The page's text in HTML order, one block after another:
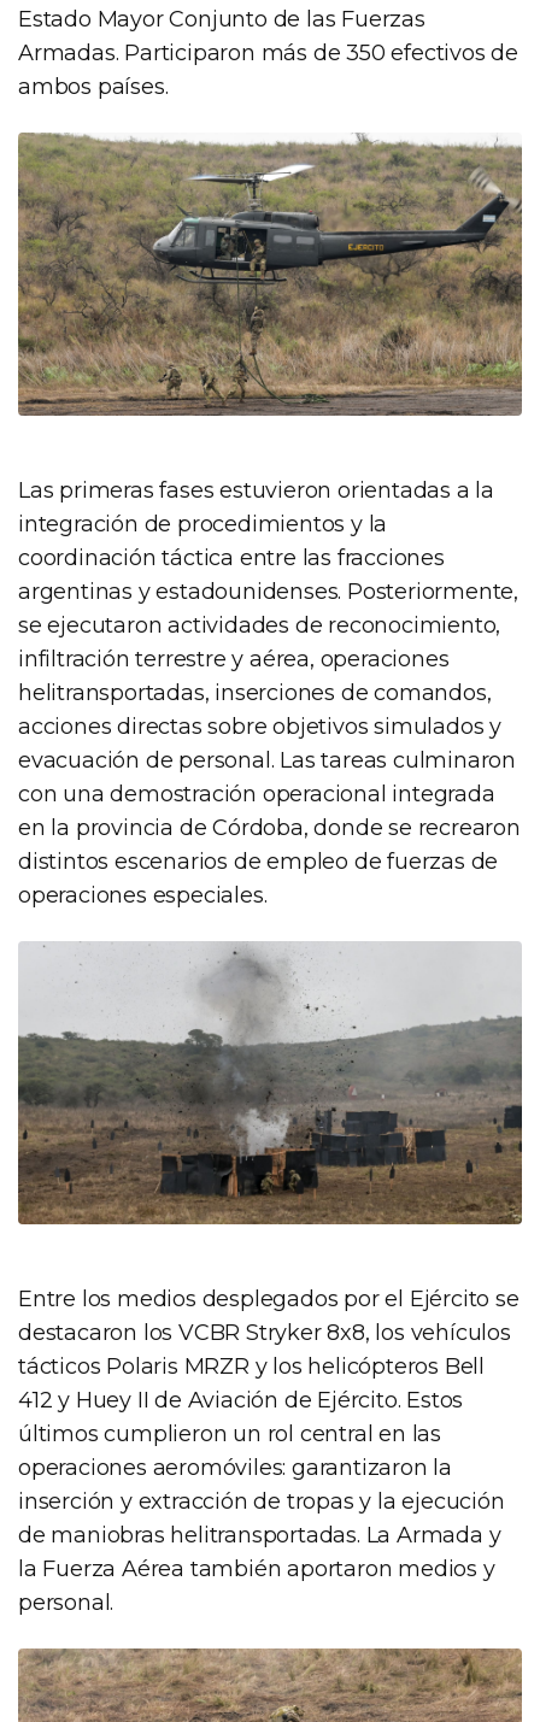
Estado Mayor Conjunto de las Fuerzas
Armadas. Participaron más de 350 efectivos de
ambos países.
Las primeras fases estuvieron orientadas a la
integración de procedimientos y la
coordinación táctica entre las fracciones
argentinas y estadounidenses. Posteriormente,
se ejecutaron actividades de reconocimiento,
infiltración terrestre y aérea, operaciones
helitransportadas, inserciones de comandos,
acciones directas sobre objetivos simulados y
evacuación de personal. Las tareas culminaron
con una demostración operacional integrada
en la provincia de Córdoba, donde se recrearon
distintos escenarios de empleo de fuerzas de
operaciones especiales.
Entre los medios desplegados por el Ejército se
destacaron los VCBR Stryker 8x8, los vehículos
tácticos Polaris MRZR y los helicópteros Bell
412 y Huey II de Aviación de Ejército. Estos
últimos cumplieron un rol central en las
operaciones aeromóviles: garantizaron la
inserción y extracción de tropas y la ejecución
de maniobras helitransportadas. La Armada y
la Fuerza Aérea también aportaron medios y
personal.